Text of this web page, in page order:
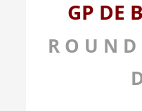
GP DE
R O U N